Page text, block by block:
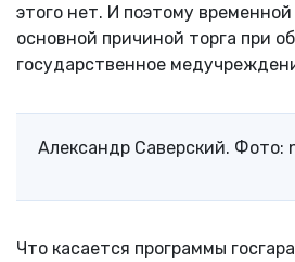
этого нет. И поэтому
основной причиной торга при
государственное
Александр Саверский. Фото:
Что касается программы